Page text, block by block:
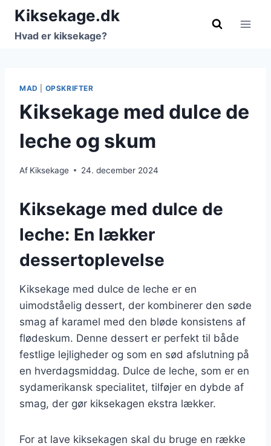
Fortsæt
indhold
Kiksekage.dk
Hvad er kiksekage?
MAD OPSKRIFTER
Kiksekage med dulce de
leche og skum
Af Kiksekage 24. december 2024
Kiksekage med dulce de
leche: En lækker
dessertoplevelse
Kiksekage med dulce de leche er en
uimodståelig dessert, der kombinerer den søde
smag af karamel med den bløde konsistens af
flødeskum. Denne dessert er perfekt til både
festlige lejligheder og som en sød afslutning på
en hverdagsmiddag. Dulce de leche, som er en
sydamerikansk specialitet, tilføjer en dybde af
smag, der gør kiksekagen ekstra lækker.
For at lave kiksekagen skal du bruge en række